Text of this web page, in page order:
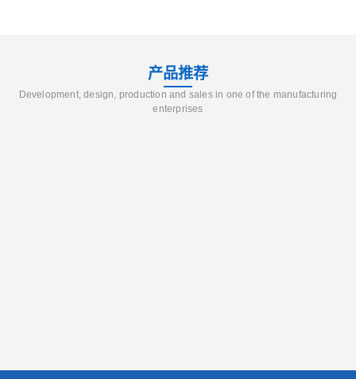
产品推荐
Development, design, production and sales in one of the manufacturing
enterprises